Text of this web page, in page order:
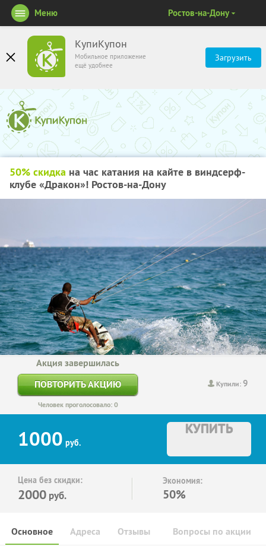
КупиКупон
Мобильное приложение
ещё удобнее
Загрузить
Меню Ростов-на-Дону
50% скидка на час катания на кайте в виндсерф-
клубе «Дракон»! Ростов-на-Дону
Купили:9
Акция завершилась
ПОВТОРИТЬ АКЦИЮ
Человек проголосовало: 0
1000 руб.
КУПИТЬ
Цена без скидки:
2000 руб.
Экономия:
50%
Основное Отзывы Вопросы по акции
Адреса